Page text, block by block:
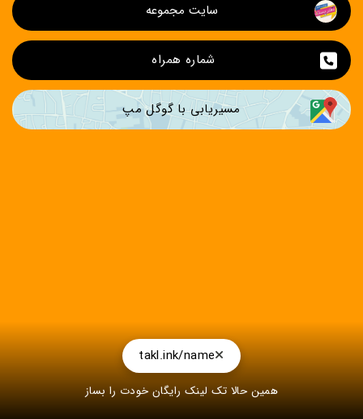
سایت مجموعه
شماره همراه
مسیریابی با گوگل مپ
takl.ink/name
همین حالا تک لینک رایگان خودت را بساز